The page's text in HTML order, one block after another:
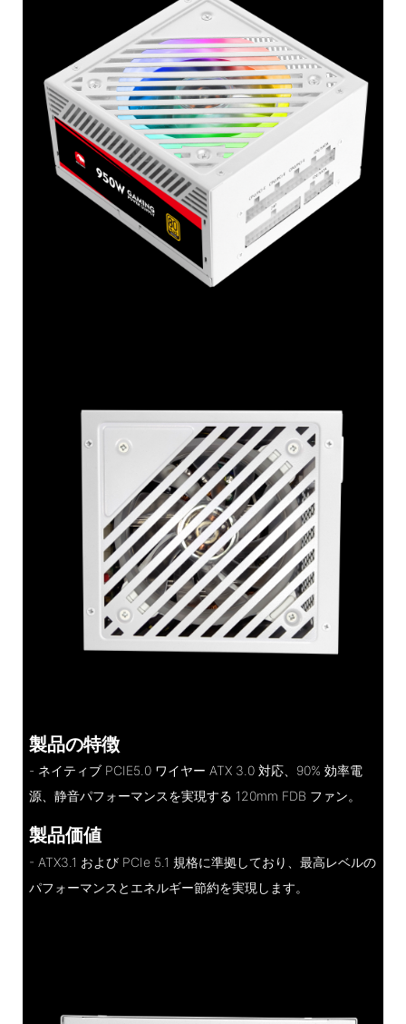
製品の特徴
- ネイティブ PCIE5.0 ワイヤー ATX 3.0 対応、90% 効率電
源、静音パフォーマンスを実現する 120mm FDB ファン。
製品価値
- ATX3.1 および PCIe 5.1 規格に準拠しており、最高レベルの
パフォーマンスとエネルギー節約を実現します。